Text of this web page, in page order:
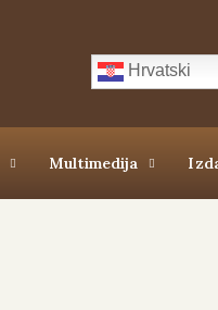
Hrvatski
Multimedija